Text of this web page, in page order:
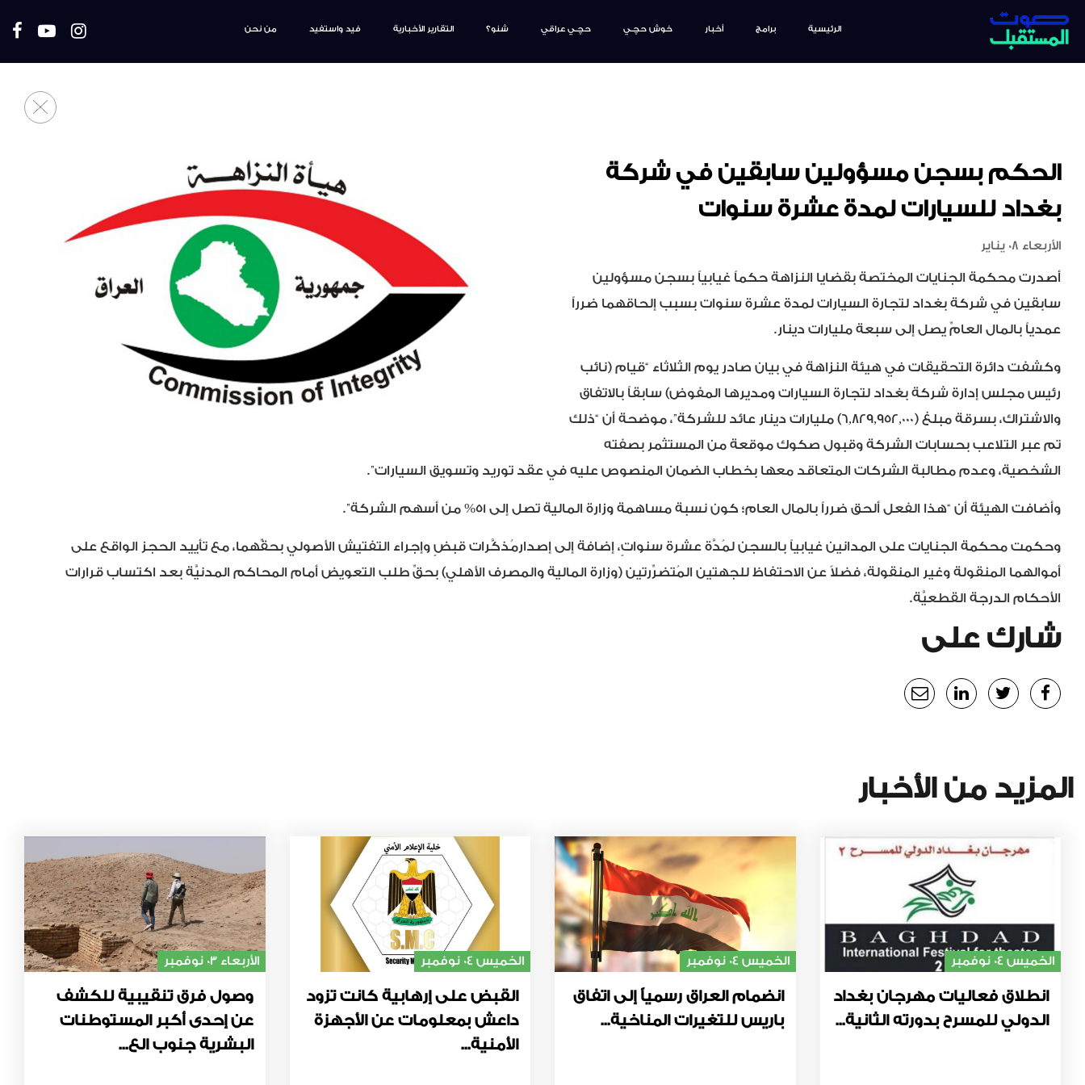
الرئيسية برامج أخبار خوش حچـي حچـي عراقي شنو؟ التقارير الأخبارية فيد واستفيد من نحن
الحكم بسجن مسؤولين سابقين في شركة
بغداد للسيارات لمدة عشرة سنوات
الأربعاء 08 يناير
أصدرت محكمة الجنايات المختصة بقضايا النزاهة حكماً غيابياً بسجن مسؤولين
سابقين في شركة بغداد لتجارة السيارات لمدة عشرة سنوات بسبب إلحاقهما ضرراً
عمدياً بالمال العامِّ يصل إلى سبعة مليارات دينار.
وكشفت دائرة التحقيقات في هيئة النزاهة في بيان صادر يوم الثلاثاء “قيام (نائب
رئيس مجلس إدارة شركة بغداد لتجارة السيارات ومديرها المفوض) سابقاً بالاتفاق
والاشتراك، بسرقة مبلغ (6,829,952,000) مليارات دينار عائد للشركة”، موضحة أن “ذلك
تم عبر التلاعب بحسابات الشركة وقبول صكوك موقعة من المستثمر بصفته
الشخصية، وعدم مطالبة الشركات المتعاقد معها بخطاب الضمان المنصوص عليه في عقد توريد وتسويق السيارات”.
وأضافت الهيئة أن “هذا الفعل ألحق ضرراً بالمال العام؛ كون نسبة مساهمة وزارة المالية تصل إلى 51% من أسهم الشركة”.
وحكمت محكمة الجنايات على المدانين غيابياً بالسجن لمُدَّة عشرة سنواتٍ، إضافة إلى إصدارمُذكَّرات قبضٍ وإجراء التفتيش الأصولي بحقِّهما، مع تأييد الحجز الواقع على
أموالهما المنقولة وغير المنقولة، فضلاً عن الاحتفاظ للجهتين المُتضرِّرتين (وزارة المالية والمصرف الأهلي) بحقِّ طلب التعويض أمام المحاكم المدنيَّة بعد اكتساب قرارات
الأحكام الدرجة القطعيَّة.
شارك على
المزيد من الأخبار
الخميس 04 نوفمبر
انطلاق فعاليات مهرجان بغداد
الدولي للمسرح بدورته الثانية...
الخميس 04 نوفمبر
انضمام العراق رسمياً إلى اتفاق
باريس للتغيرات المناخية...
الخميس 04 نوفمبر
القبض على إرهابية كانت تزود
داعش بمعلومات عن الأجهزة
الأمنية...
الأربعاء 03 نوفمبر
وصول فرق تنقيبية للكشف
عن إحدى أكبر المستوطنات
البشرية جنوب الع...